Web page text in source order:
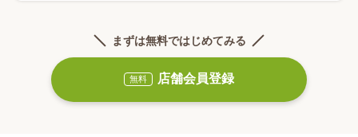
まずは無料ではじめてみる
無料 店舗会員登録